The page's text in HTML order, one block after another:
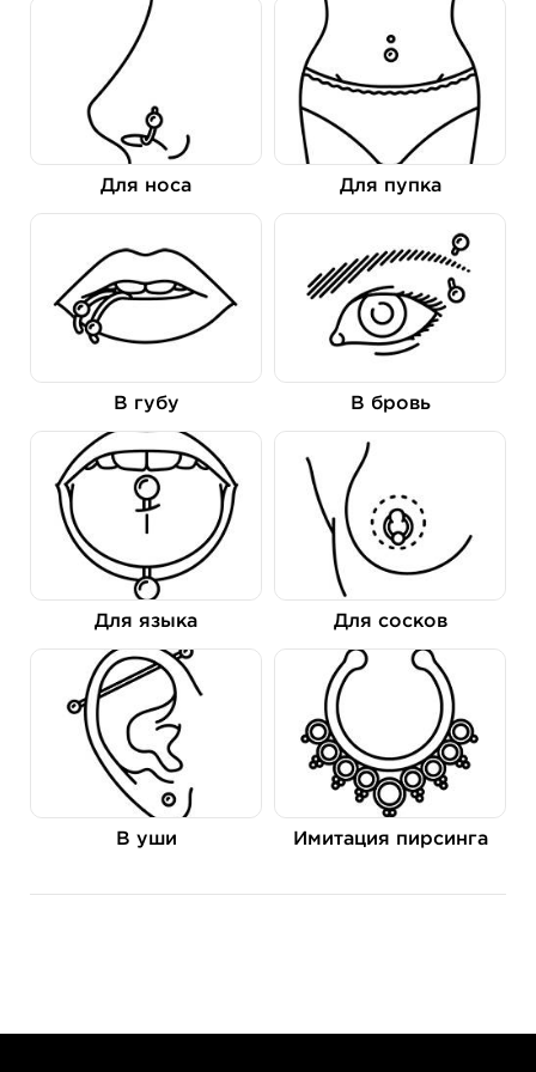
Для носа Для пупка
В губу В бровь
Для языка Для сосков
В уши Имитация пирсинга